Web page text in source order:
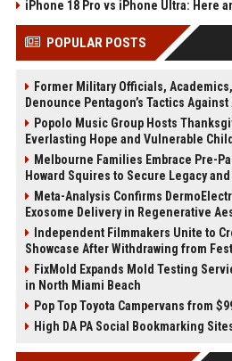
iPhone 18 Pro vs iPhone Ultra: Here
POPULAR POSTS
Former Military Officials,
Denounce Pentagon’s Tactics
Popolo Music Group Hosts
Everlasting Hope and Vulnerable
Melbourne Families Embrace Pre-
Howard Squires to Secure Legacy
Meta-Analysis Confirms
Exosome Delivery in Regenerative
Independent Filmmakers Unite to
Showcase After Withdrawing from
FixMold Expands Mold Testing
in North Miami Beach
Pop Top Toyota Campervans from
High DA PA Social Bookmarking